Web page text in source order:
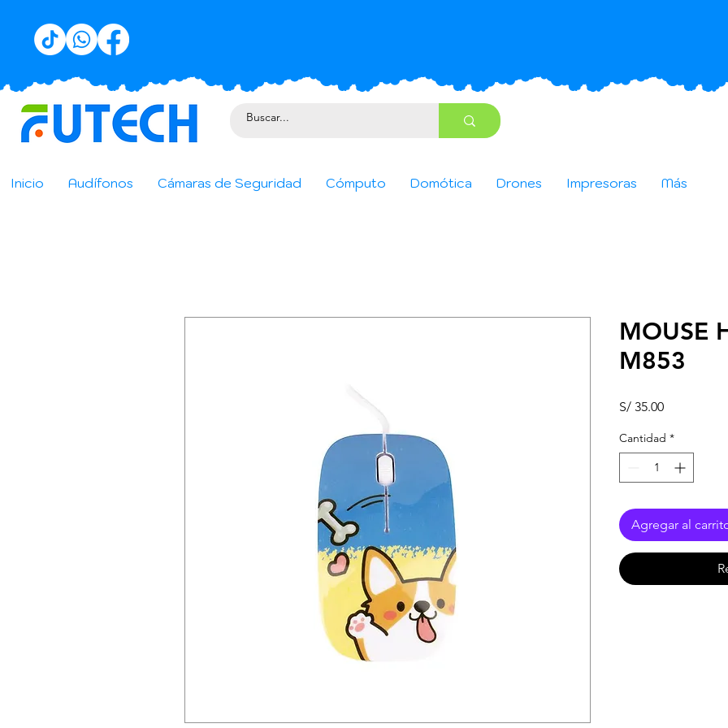
Inicio Audífonos Cámaras de Seguridad Cómputo Domótica Drones Impresoras Más
MOUSE
M853
S/ 35.00Precio
Cantidad *
Agregar al